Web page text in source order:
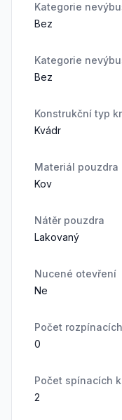
Kategorie
Bez
Kategorie
Bez
Konstrukční typ
Kvádr
Materiál pouzdra
Kov
Nátěr pouzdra
Lakovaný
Nucené otevření
Ne
Počet
0
Počet spínacích
2